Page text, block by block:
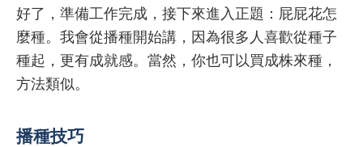
好了，準備工作完成，接下來進入正題：屁屁花怎
麼種。我會從播種開始講，因為很多人喜歡從種子
種起，更有成就感。當然，你也可以買成株來種，
方法類似。
播種技巧